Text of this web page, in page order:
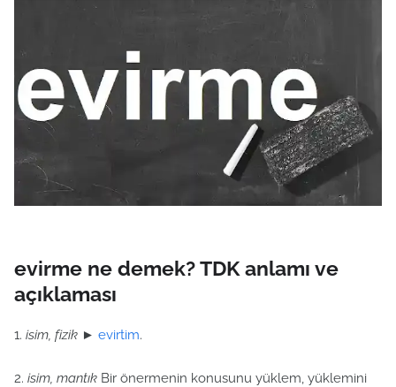
evirme ne demek? TDK anlamı ve
açıklaması
1. isim, fizik ► evirtim.
2. isim, mantık Bir önermenin konusunu yüklem, yüklemini